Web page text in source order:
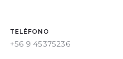
TELÉFONO
+56 9 45375236